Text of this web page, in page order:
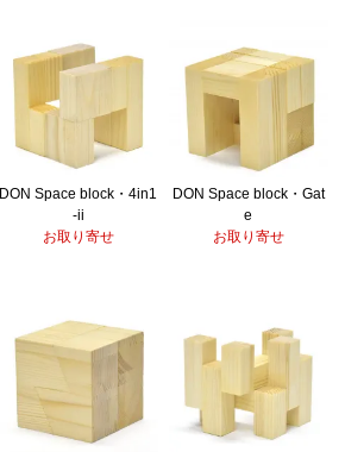
DON Space block・4in1
-ii
お取り寄せ
DON Space block・Gat
e
お取り寄せ